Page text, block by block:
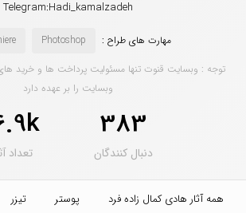
Telegram:Hadi_kamalzadeh
مهارت های طراح : Photoshop
توجه : وبسایت قنوت تنها مسئولیت پرداخت ها و خرید
وبسایت را بر عهده دارد
383
دنبال کنندگان تعداد
همه آثار هادی کمال زاده فرد پوستر تیزر